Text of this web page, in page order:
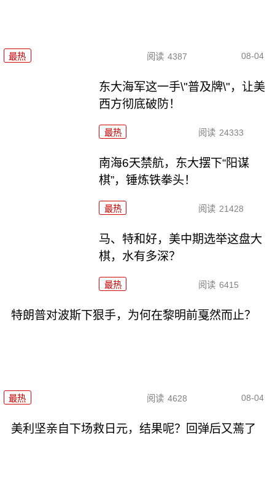
最热 阅读 4387 08-04
东大海军这一手\"普及牌\"，让美
西方彻底破防！
最热 阅读 24333
南海6天禁航，东大摆下“阳谋
棋”，锤炼铁拳头！
最热 阅读 21428
马、特和好，美中期选举这盘大
棋，水有多深？
最热 阅读 6415
特朗普对波斯下狠手，为何在黎明前戛然而止？
最热 阅读 4628 08-04
美利坚亲自下场救日元，结果呢？回弹后又蔫了